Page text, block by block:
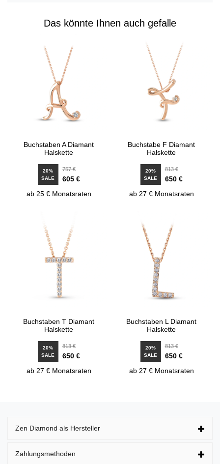
Das könnte Ihnen auch gefalle
Buchstaben A Diamant
Halskette
20%
SALE
757 €
605 €
ab 25 € Monatsraten
Buchstabe F Diamant
Halskette
20%
SALE
813 €
650 €
ab 27 € Monatsraten
Buchstaben T Diamant
Halskette
20%
SALE
813 €
650 €
ab 27 € Monatsraten
Buchstaben L Diamant
Halskette
20%
SALE
813 €
650 €
ab 27 € Monatsraten
Zen Diamond als Hersteller
Zahlungsmethoden